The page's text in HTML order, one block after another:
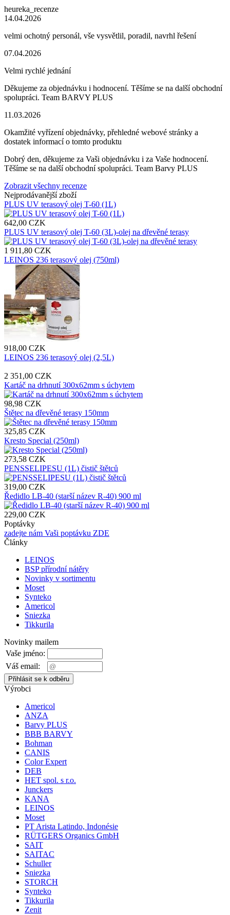
heureka_recenze
14.04.2026
velmi ochotný personál, vše vysvětlil, poradil, navrhl řešení
07.04.2026
Velmi rychlé jednání
Děkujeme za objednávku i hodnocení. Těšíme se na další obchodní
spolupráci. Team BARVY PLUS
11.03.2026
Okamžité vyřízení objednávky, přehledné webové stránky a
dostatek informací o tomto produktu
Dobrý den, děkujeme za Vaši objednávku i za Vaše hodnocení.
Těšíme se na další obchodní spolupráci. Team Barvy PLUS
Zobrazit všechny recenze
Nejprodávanější zboží
PLUS UV terasový olej T-60 (1L)
642,00 CZK
PLUS UV terasový olej T-60 (3L)-olej na dřevěné terasy
1 911,80 CZK
LEINOS 236 terasový olej (750ml)
918,00 CZK
LEINOS 236 terasový olej (2,5L)
2 351,00 CZK
Kartáč na drhnutí 300x62mm s úchytem
98,98 CZK
Štětec na dřevěné terasy 150mm
325,85 CZK
Kresto Special (250ml)
273,58 CZK
PENSSELIPESU (1L) čistič štětců
319,00 CZK
Ředidlo LB-40 (starší název R-40) 900 ml
229,00 CZK
Poptávky
zadejte nám Vaši poptávku ZDE
Články
LEINOS
BSP přírodní nátěry
Novinky v sortimentu
Moset
Synteko
Americol
Sniezka
Tikkurila
Novinky mailem
Vaše jméno:
Váš email:
Výrobci
Americol
ANZA
Barvy PLUS
BBB BARVY
Bohman
CANIS
Color Expert
DEB
HET spol. s r.o.
Junckers
KANA
LEINOS
Moset
PT Arista Latindo, Indonésie
RÜTGERS Organics GmbH
SAIT
SAITAC
Schuller
Sniezka
STORCH
Synteko
Tikkurila
Zenit